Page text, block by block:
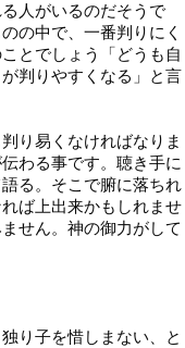
人がいるのだそうで
の中で、一番判りにく
とでしょう「どうも自
判りやすくなる」と言
り易くなければなりま
わる事です。聴き手に
る。そこで腑に落ちれ
ば上出来かもしれませ
せん。神の御力がして
り子を惜しまない、と